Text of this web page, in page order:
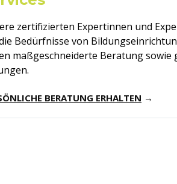
zertifizierten Expertinnen und
Bedürfnisse von
maßgeschneiderte Beratung sowie
BERATUNG ERHALTEN →